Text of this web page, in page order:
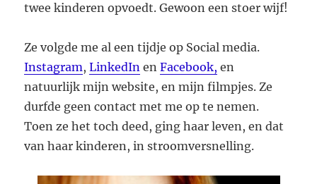
twee kinderen opvoedt. Gewoon een stoer wijf!
Ze volgde me al een tijdje op Social media.
Instagram,LinkedIn enFacebook, en
natuurlijk mijn website, en mijn filmpjes. Ze
durfde geen contact met me op te nemen.
Toen ze het toch deed, ging haar leven, en dat
van haar kinderen, in stroomversnelling.